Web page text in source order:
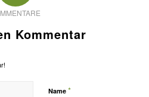
Kommentar
Name *